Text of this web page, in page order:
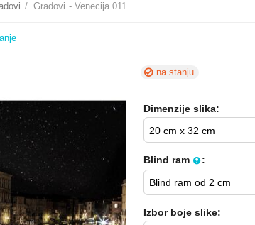
/ Gradovi - Venecija 011
na stanju
Dimenzije slika:
Blind ram :
Izbor boje slike: